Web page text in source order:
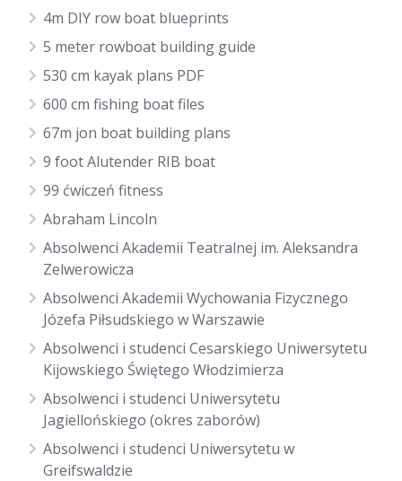
4m DIY row boat blueprints
5 meter rowboat building guide
530 cm kayak plans PDF
600 cm fishing boat files
67m jon boat building plans
9 foot Alutender RIB boat
99 ćwiczeń fitness
Abraham Lincoln
Absolwenci Akademii Teatralnej im. Aleksandra
Zelwerowicza
Absolwenci Akademii Wychowania Fizycznego
Józefa Piłsudskiego w Warszawie
Absolwenci i studenci Cesarskiego Uniwersytetu
Kijowskiego Świętego Włodzimierza
Absolwenci i studenci Uniwersytetu
Jagiellońskiego (okres zaborów)
Absolwenci i studenci Uniwersytetu w
Greifswaldzie